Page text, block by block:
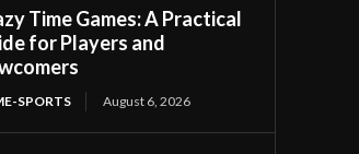
Time Games: A Practical
for Players and
SPORTS August 6, 2026